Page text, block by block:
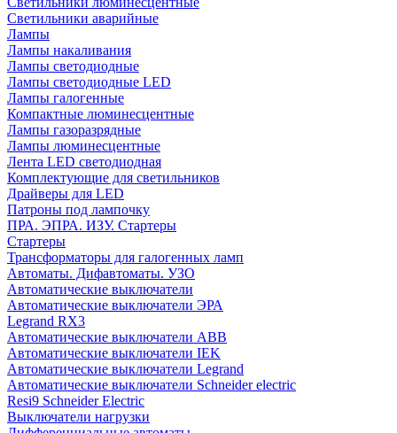
Светильники аварийные
Лампы
Лампы накаливания
Лампы светодиодные
Лампы светодиодные LED
Лампы галогенные
Компактные люминесцентные
Лампы газоразрядные
Лампы люминесцентные
Лента LED светодиодная
Комплектующие для светильников
Драйверы для LED
Патроны под лампочку
ПРА. ЭПРА. ИЗУ. Стартеры
Стартеры
Трансформаторы для галогенных ламп
Автоматы. Дифавтоматы. УЗО
Автоматические выключатели
Автоматические выключатели ЭРА
Legrand RX3
Автоматические выключатели ABB
Автоматические выключатели IEK
Автоматические выключатели Legrand
Автоматические выключатели Schneider electric
Resi9 Schneider Electric
Выключатели нагрузки